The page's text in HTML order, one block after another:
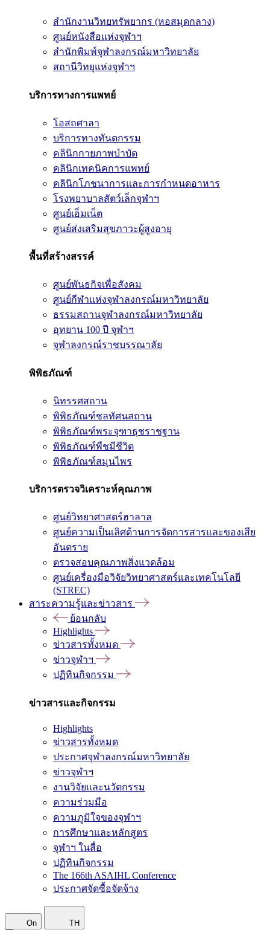
สำนักงานวิทยทรัพยากร (หอสมุดกลาง)
ศูนย์หนังสือแห่งจุฬาฯ
สำนักพิมพ์จุฬาลงกรณ์มหาวิทยาลัย
สถานีวิทยุแห่งจุฬาฯ
บริการทางการแพทย์
โอสถศาลา
บริการทางทันตกรรม
คลินิกกายภาพบำบัด
คลินิกเทคนิคการแพทย์
คลินิกโภชนาการและการกำหนดอาหาร
โรงพยาบาลสัตว์เล็กจุฬาฯ
ศูนย์เอ็มเน็ต
ศูนย์ส่งเสริมสุขภาวะผู้สูงอายุ
พื้นที่สร้างสรรค์
ศูนย์พันธกิจเพื่อสังคม
ศูนย์กีฬาแห่งจุฬาลงกรณ์มหาวิทยาลัย
ธรรมสถานจุฬาลงกรณ์มหาวิทยาลัย
อุทยาน 100 ปี จุฬาฯ
จุฬาลงกรณ์ราชบรรณาลัย
พิพิธภัณฑ์
นิทรรศสถาน
พิพิธภัณฑ์ชลทัศนสถาน
พิพิธภัณฑ์พระจุฑาธุชราชฐาน
พิพิธภัณฑ์พืชมีชีวิต
พิพิธภัณฑ์สมุนไพร
บริการตรวจวิเคราะห์คุณภาพ
ศูนย์วิทยาศาสตร์ฮาลาล
ศูนย์ความเป็นเลิศด้านการจัดการสารและของเสีย
อันตราย
ตรวจสอบคุณภาพสิ่งแวดล้อม
ศูนย์เครื่องมือวิจัยวิทยาศาสตร์และเทคโนโลยี
(STREC)
สาระความรู้และข่าวสาร
ย้อนกลับ
Highlights
ข่าวสารทั้งหมด
ข่าวจุฬาฯ
ปฏิทินกิจกรรม
ข่าวสารและกิจกรรม
Highlights
ข่าวสารทั้งหมด
ประกาศจุฬาลงกรณ์มหาวิทยาลัย
ข่าวจุฬาฯ
งานวิจัยและนวัตกรรม
ความร่วมมือ
ความภูมิใจของจุฬาฯ
การศึกษาและหลักสูตร
จุฬาฯ ในสื่อ
ปฏิทินกิจกรรม
The 166th ASAIHL Conference
ประกาศจัดซื้อจัดจ้าง
On TH